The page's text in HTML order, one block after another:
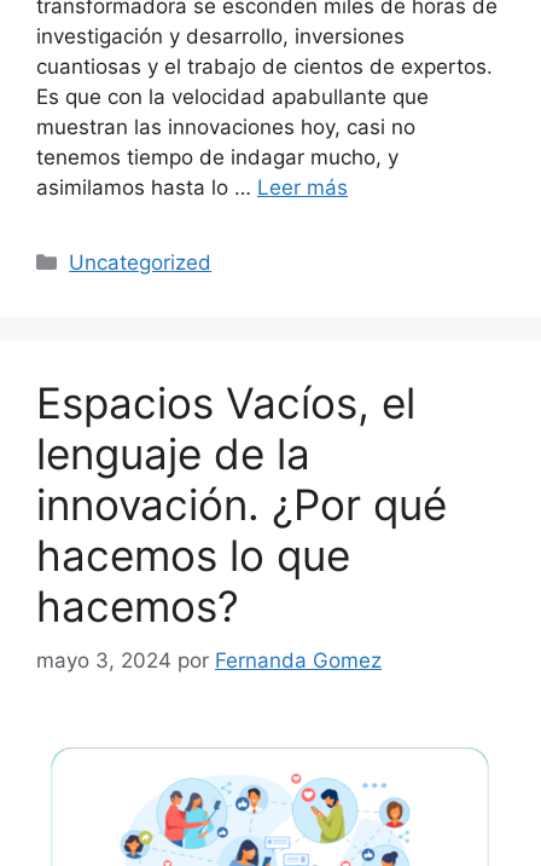
transformadora se esconden miles de horas de
investigación y desarrollo, inversiones
cuantiosas y el trabajo de cientos de expertos.
Es que con la velocidad apabullante que
muestran las innovaciones hoy, casi no
tenemos tiempo de indagar mucho, y
asimilamos hasta lo … Leer más
Uncategorized
Espacios Vacíos, el
lenguaje de la
innovación. ¿Por qué
hacemos lo que
hacemos?
mayo 3, 2024 por Fernanda Gomez